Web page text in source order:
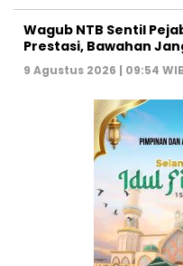
Wagub NTB Sentil
Prestasi, Bawahan
9 Agustus 2026 | 09:54